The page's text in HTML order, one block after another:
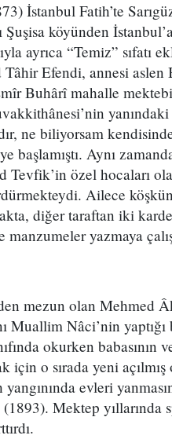
İstanbul Fatih’te
köyünden
ayrıca “Temiz” sıfatı
Efendi, annesi aslen
Buhârî mahalle
ne biliyorsam
başlamıştı. Aynı
özel hocaları
Ailece
diğer taraftan iki
yazmaya
mezun olan Mehmed
Muallim Nâci’nin
okurken
için o sırada yeni
evleri
Mektep yıllarında